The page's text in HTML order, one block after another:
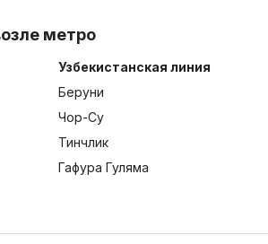
метро
Узбекистанская линия
Беруни
Чор-Су
Тинчлик
Гафура Гуляма